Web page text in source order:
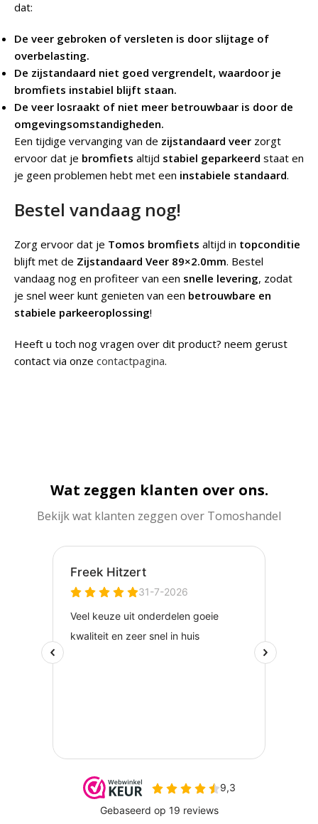
dat:
De veer gebroken of versleten is door slijtage of
overbelasting.
De zijstandaard niet goed vergrendelt, waardoor je
bromfiets instabiel blijft staan.
De veer losraakt of niet meer betrouwbaar is door de
omgevingsomstandigheden.
Een tijdige vervanging van de zijstandaard veer zorgt
ervoor dat je bromfiets altijd stabiel geparkeerd staat en
je geen problemen hebt met een instabiele standaard.
Bestel vandaag nog!
Zorg ervoor dat je Tomos bromfiets altijd in topconditie
blijft met de Zijstandaard Veer 89×2.0mm. Bestel
vandaag nog en profiteer van een snelle levering, zodat
je snel weer kunt genieten van een betrouwbare en
stabiele parkeeroplossing!
Heeft u toch nog vragen over dit product? neem gerust
contact via onze contactpagina.
Wat zeggen klanten over ons.
Bekijk wat klanten zeggen over Tomoshandel